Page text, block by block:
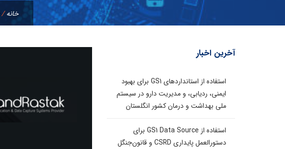
خانه/
آخرین اخبار
استفاده از استانداردهای GS1 برای بهبود
ایمنی، ردیابی، و مدیریت دارو در سیستم
ملی بهداشت و درمان کشور انگلستان
استفاده از GS1 Data Source برای
دستورالعمل پایداری CSRD و قانون‌جنگل